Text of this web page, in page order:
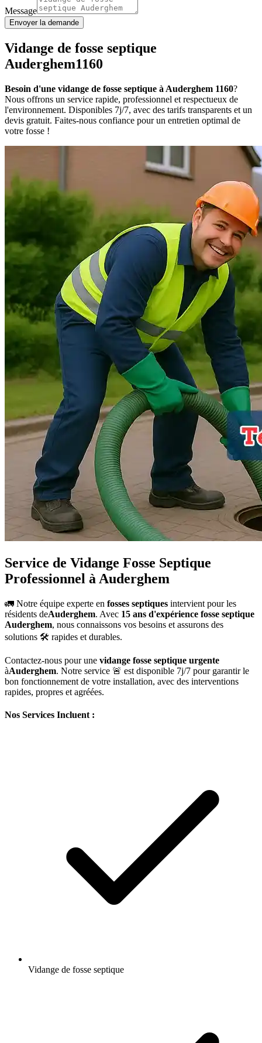
Message
Envoyer la demande
Vidange de fosse septique
Auderghem1160
Besoin d'une vidange de fosse septique à Auderghem 1160?
Nous offrons un service rapide, professionnel et respectueux de
l'environnement. Disponibles 7j/7, avec des tarifs transparents et un
devis gratuit. Faites-nous confiance pour un entretien optimal de
votre fosse !
Service de Vidange Fosse Septique
Professionnel à Auderghem
🚛 Notre équipe experte en fosses septiques intervient pour les
résidents deAuderghem. Avec 15 ans d'expérience fosse septique
Auderghem, nous connaissons vos besoins et assurons des
solutions 🛠️ rapides et durables.
Contactez-nous pour une vidange fosse septique urgente
àAuderghem. Notre service 🚨 est disponible 7j/7 pour garantir le
bon fonctionnement de votre installation, avec des interventions
rapides, propres et agréées.
Nos Services Incluent :
Vidange de fosse septique